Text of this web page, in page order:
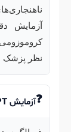
آزمایش
نظر پزشک
آزمایش NIPT با غربالگری ترکیبی چه تفاوتی دارد؟